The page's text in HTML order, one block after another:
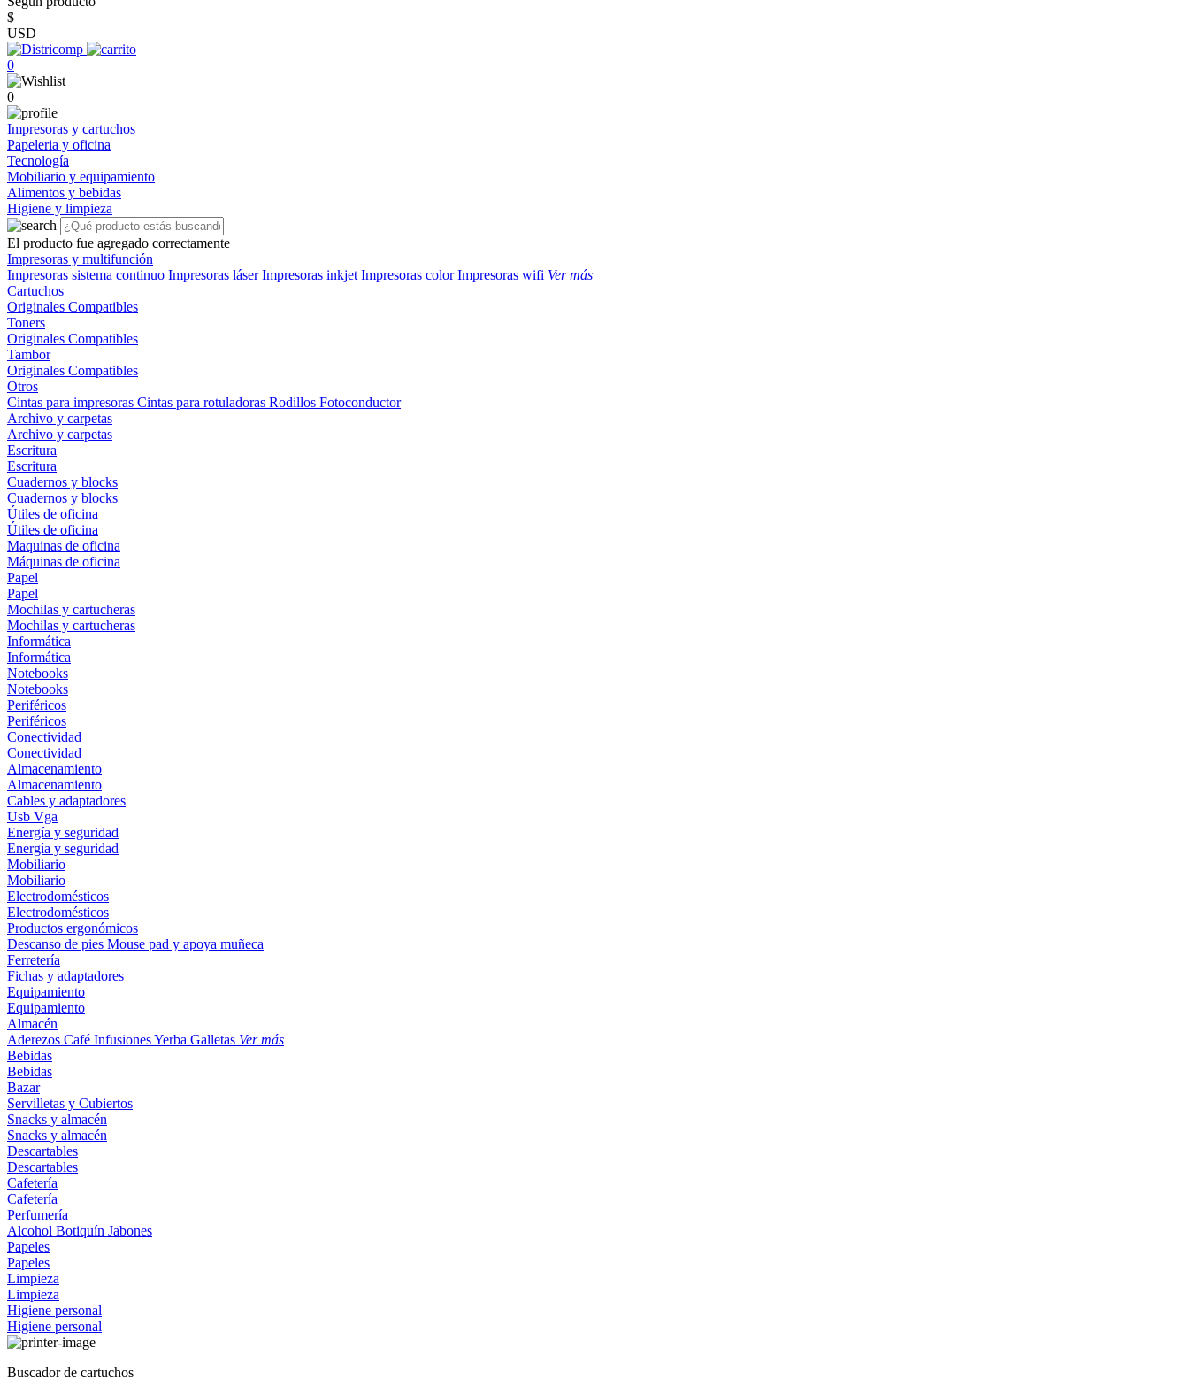
$
USD
0
0
Impresoras y cartuchos
Papeleria y oficina
Tecnología
Mobiliario y equipamiento
Alimentos y bebidas
Higiene y limpieza
El producto fue agregado correctamente
Impresoras y multifunción
Impresoras sistema continuo Impresoras láserImpresoras inkjet Impresoras colorImpresoras wifi Ver más
Cartuchos
Originales Compatibles
Toners
Originales Compatibles
Tambor
Originales Compatibles
Otros
Cintas para impresoras Cintas para rotuladoras Rodillos Fotoconductor
Archivo y carpetas
Archivo y carpetas
Escritura
Escritura
Cuadernos y blocks
Cuadernos y blocks
Útiles de oficina
Útiles de oficina
Maquinas de oficina
Máquinas de oficina
Papel
Papel
Mochilas y cartucheras
Mochilas y cartucheras
Informática
Informática
Notebooks
Notebooks
Periféricos
Periféricos
Conectividad
Conectividad
Almacenamiento
Almacenamiento
Cables y adaptadores
Usb Vga
Energía y seguridad
Energía y seguridad
Mobiliario
Mobiliario
Electrodomésticos
Electrodomésticos
Productos ergonómicos
Descanso de pies Mouse pad y apoya muñeca
Ferretería
Fichas y adaptadores
Equipamiento
Equipamiento
Almacén
Aderezos Café InfusionesYerba Galletas Ver más
Bebidas
Bebidas
Bazar
Servilletas y Cubiertos
Snacks y almacén
Snacks y almacén
Descartables
Descartables
Cafetería
Cafetería
Perfumería
Alcohol Botiquín Jabones
Papeles
Papeles
Limpieza
Limpieza
Higiene personal
Higiene personal
Buscador de cartuchos